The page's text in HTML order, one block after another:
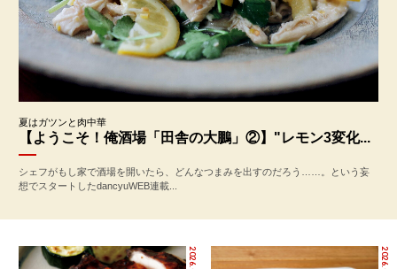
夏はガツンと肉中華
【ようこそ！俺酒場「田舎の大鵬」②】"レモン3変化...
シェフがもし家で酒場を開いたら、どんなつまみを出すのだろう……。という妄
想でスタートしたdancyuWEB連載...